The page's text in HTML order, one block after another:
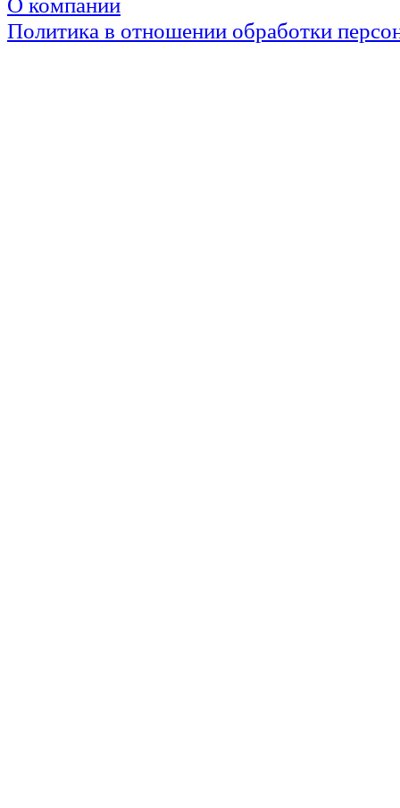
Политика в отношении обработки